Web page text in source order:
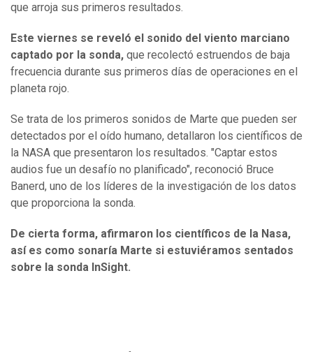
que arroja sus primeros resultados.
Este viernes se reveló el sonido del viento marciano
captado por la sonda, que recolectó estruendos de baja
frecuencia durante sus primeros días de operaciones en el
planeta rojo.
Se trata de los primeros sonidos de Marte que pueden ser
detectados por el oído humano, detallaron los científicos de
la NASA que presentaron los resultados. "Captar estos
audios fue un desafío no planificado", reconoció Bruce
Banerd, uno de los líderes de la investigación de los datos
que proporciona la sonda.
De cierta forma, afirmaron los científicos de la Nasa,
así es como sonaría Marte si estuviéramos sentados
sobre la sonda InSight.